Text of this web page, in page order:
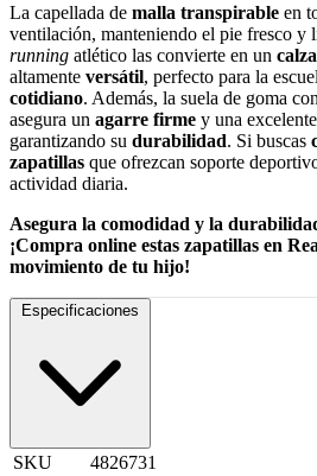
La capellada de malla transpirable en
ventilación, manteniendo el pie fresco y
running atlético las convierte en un
altamente versátil, perfecto para la
cotidiano. Además, la suela de goma
asegura un agarre firme y una excelente
garantizando su durabilidad. Si buscas
zapatillas que ofrezcan soporte
actividad diaria.
Asegura la comodidad y la
¡Compra online estas zapatillas en
movimiento de tu hijo!
Especificaciones
SKU
4826731